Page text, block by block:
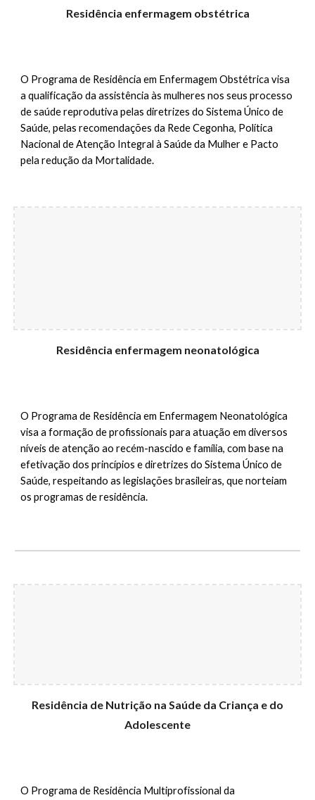
Residência enfermagem obstétrica
O Programa de Residência em Enfermagem Obstétrica visa
aqualificação da assistência às mulheres nos seus processo
de saúde reprodutiva pelas diretrizes do Sistema Único de
Saúde, pelas recomendações da Rede Cegonha, Política
Nacional de Atenção Integral à Saúde da Mulher e Pacto
pela redução da Mortalidade.
Residência enfermagem neonatológica
O Programa de Residência em Enfermagem Neonatológica
visa a formação de profissionais para atuação em diversos
níveis de atenção ao recém-nascido e família, com base na
efetivação dos princípios e diretrizes do Sistema Único de
Saúde, respeitando as legislações brasileiras, que norteiam
os programas de residência.
Residência de Nutrição na Saúde da Criança e do
Adolescente
O Programa de Residência Multiprofissional da